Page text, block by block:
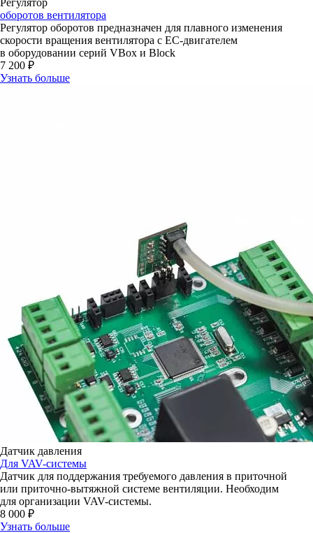
оборотов вентилятора
Регулятор оборотов предназначен для плавного изменения
скорости вращения вентилятора с ЕС‑двигателем
в оборудовании серий VBox и Block
7 200 ₽
Узнать больше
Датчик давления
Для VAV-системы
Датчик для поддержания требуемого давления в приточной
или приточно-вытяжной системе вентиляции. Необходим
для организации VAV-cистемы.
8 000 ₽
Узнать больше